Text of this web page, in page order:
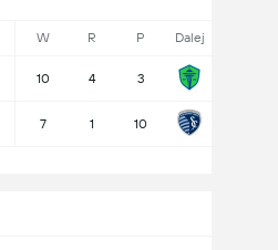
W R P Dalej
10 4 3
7 1 10